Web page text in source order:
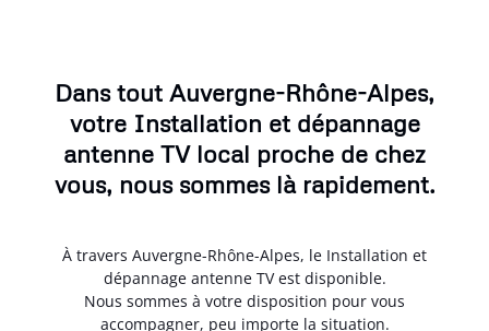
Dans tout Auvergne-Rhône-Alpes,
votre Installation et dépannage
antenne TV local proche de chez
vous, nous sommes là rapidement.
À travers Auvergne-Rhône-Alpes, le Installation et
dépannage antenne TV est disponible.
Nous sommes à votre disposition pour vous
accompagner, peu importe la situation.